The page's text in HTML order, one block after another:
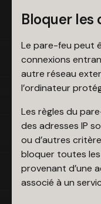
Bloquer les
Le pare-feu peut
connexions
autre réseau
l’ordinateur
Les règles du
des adresses IP
ou d’autres
bloquer toutes
provenant d’une
associé à un